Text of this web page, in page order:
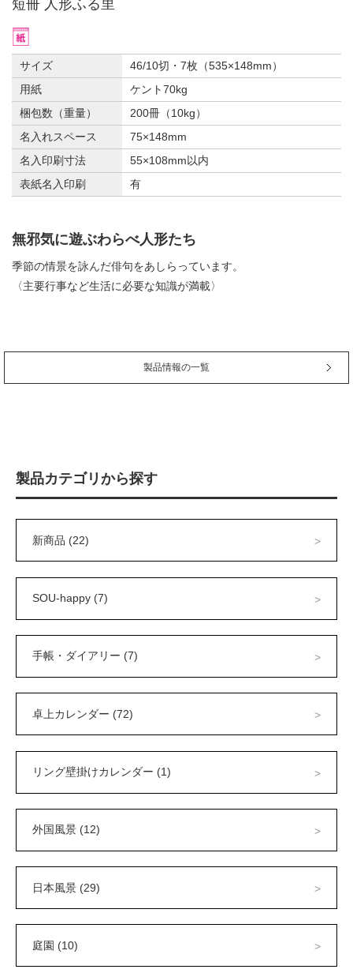
短冊 人形ふる里
サイズ
46/10切・7枚（535×148mm）
用紙
ケント70kg
梱包数（重量）
200冊（10kg）
名入れスペース
75×148mm
名入印刷寸法
55×108mm以内
表紙名入印刷
有
無邪気に遊ぶわらべ人形たち
季節の情景を詠んだ俳句をあしらっています。
〈主要行事など生活に必要な知識が満載〉
製品情報の一覧
製品カテゴリから探す
新商品 (22)
SOU-happy (7)
手帳・ダイアリー (7)
卓上カレンダー (72)
リング壁掛けカレンダー (1)
外国風景 (12)
日本風景 (29)
庭園 (10)